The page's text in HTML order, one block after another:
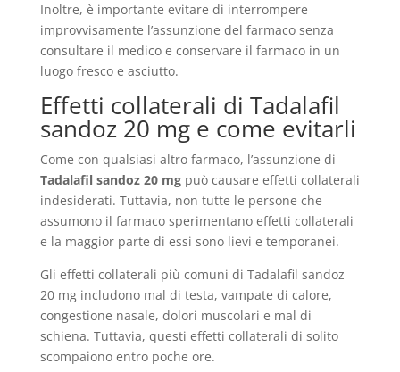
Inoltre, è importante evitare di interrompere
improvvisamente l’assunzione del farmaco senza
consultare il medico e conservare il farmaco in un
luogo fresco e asciutto.
Effetti collaterali di Tadalafil
sandoz 20 mg e come evitarli
Come con qualsiasi altro farmaco, l’assunzione di
Tadalafil sandoz 20 mgpuò causare effetti collaterali
indesiderati. Tuttavia, non tutte le persone che
assumono il farmaco sperimentano effetti collaterali
e la maggior parte di essi sono lievi e temporanei.
Gli effetti collaterali più comuni di Tadalafil sandoz
20 mg includono mal di testa, vampate di calore,
congestione nasale, dolori muscolari e mal di
schiena. Tuttavia, questi effetti collaterali di solito
scompaiono entro poche ore.